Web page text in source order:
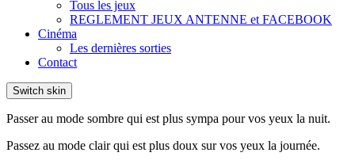
Tous les jeux
REGLEMENT JEUX ANTENNE et FACEBOOK
Cinéma
Les dernières sorties
Contact
Switch skin
Passer au mode sombre qui est plus sympa pour vos yeux la nuit.
Passez au mode clair qui est plus doux sur vos yeux la journée.